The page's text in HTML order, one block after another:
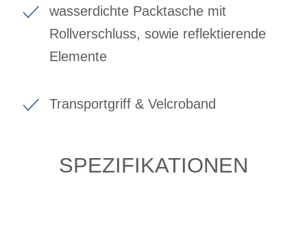
wasserdichte Packtasche mit
Rollverschluss, sowie reflektierende
Elemente
Transportgriff & Velcroband
SPEZIFIKATIONEN